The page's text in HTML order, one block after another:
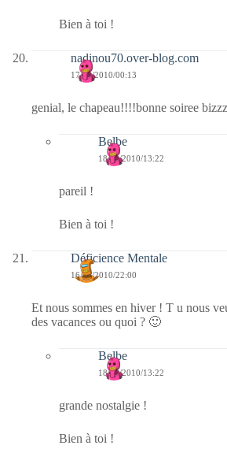
Bien à toi !
nadinou70.over-blog.com
17/12/2010/00:13
genial, le chapeau!!!!bonne soiree
Belbe
18/12/2010/13:22
pareil !
Bien à toi !
Déficience Mentale
16/12/2010/22:00
Et nous sommes en hiver ! T u nous
des vacances ou quoi ? 🙂
Belbe
18/12/2010/13:22
grande nostalgie !
Bien à toi !